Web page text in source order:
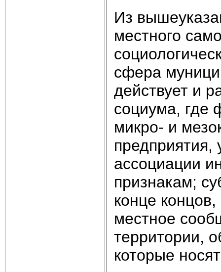
Из
местного
сфера
действует и
социума, где
микро- и
предприятия,
ассоциации
признакам;
конце
местное
территории,
которые